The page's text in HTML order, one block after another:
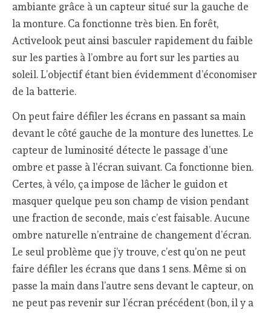
ambiante grâce à un capteur situé sur la gauche de
la monture. Ca fonctionne très bien. En forêt,
Activelook peut ainsi basculer rapidement du faible
sur les parties à l’ombre au fort sur les parties au
soleil. L’objectif étant bien évidemment d’économiser
de la batterie.
On peut faire défiler les écrans en passant sa main
devant le côté gauche de la monture des lunettes. Le
capteur de luminosité détecte le passage d’une
ombre et passe à l’écran suivant. Ca fonctionne bien.
Certes, à vélo, ça impose de lâcher le guidon et
masquer quelque peu son champ de vision pendant
une fraction de seconde, mais c’est faisable. Aucune
ombre naturelle n’entraine de changement d’écran.
Le seul problème que j’y trouve, c’est qu’on ne peut
faire défiler les écrans que dans 1 sens. Même si on
passe la main dans l’autre sens devant le capteur, on
ne peut pas revenir sur l’écran précédent (bon, il y a